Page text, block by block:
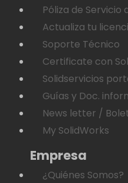
Póliza de Servicio
Actualiza tu
Soporte Técnico
Certificate con
Solidservicios
Guías y Doc.
News letter /
My SolidWorks
Empresa
¿Quiénes Somos?